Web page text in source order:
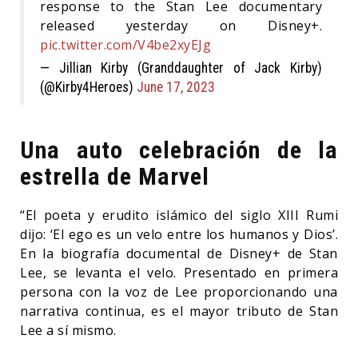
response to the Stan Lee documentary
released yesterday on Disney+.
pic.twitter.com/V4be2xyEJg
— Jillian Kirby (Granddaughter of Jack Kirby)
(@Kirby4Heroes) June 17, 2023
Una auto celebración de la
estrella de Marvel
“El poeta y erudito islámico del siglo XIII Rumi
dijo: ‘El ego es un velo entre los humanos y Dios’.
En la biografía documental de Disney+ de Stan
Lee, se levanta el velo. Presentado en primera
persona con la voz de Lee proporcionando una
narrativa continua, es el mayor tributo de Stan
Lee a sí mismo.